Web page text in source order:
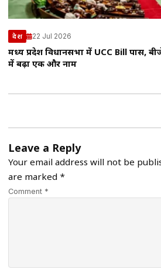
देश 22 Jul 2026
मध्य प्रदेश विधानसभा में UCC Bill पास,
में बढ़ा एक और नाम
Leave a Reply
Your email address will not be
are marked *
Comment *